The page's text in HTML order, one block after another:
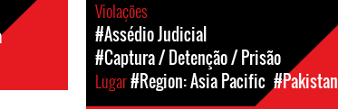
Violações
#Assédio Judicial
#Captura / Detenção / Prisão
Lugar#Region: Asia Pacific #Pakistan